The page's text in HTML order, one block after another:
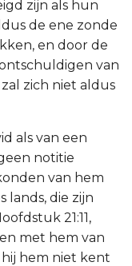
zijn als hun
de ene zonde
en door de
van
zich niet aldus
als van een
notitie
van hem
lands, die zijn
21:11,
met hem van
hem niet kent